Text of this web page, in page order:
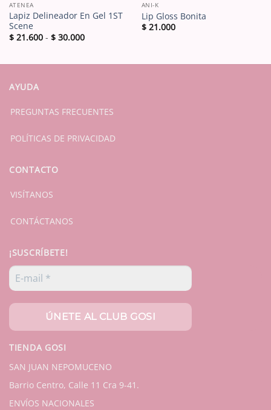
ATENEA
Lapiz Delineador En Gel 1ST
Scene
$21.600 - $30.000Rango
de
$ 21.600
ANI-K
Lip Gloss Bonita
$21.000
AYUDA
PREGUNTAS FRECUENTES
POLÍTICAS DE PRIVACIDAD
CONTACTO
VISÍTANOS
CONTÁCTANOS
¡SUSCRÍBETE!
TIENDA GOSI
SAN JUAN NEPOMUCENO
Barrio Centro, Calle 11 Cra 9-41.
ENVÍOS NACIONALES